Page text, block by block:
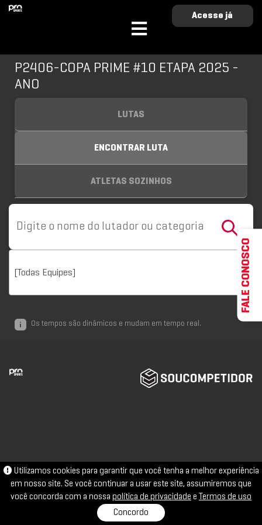
Acesse já
P2406-COPA PRIME #10 ETAPA 2025 -
ANO
LUTAS
ENCONTRAR LUTA
ATLETAS SOZINHOS
[Todas Equipes]
Os tempos são dinâmicos e mudam em tempo real.
Utilizamos cookies para garantir que você tenha a melhor experiência
em nosso site. Se você continuar a usar este site, assumiremos que
você concorda com a nossa política de privacidade e
Termos de uso
Concordo
FALE CONOSCO